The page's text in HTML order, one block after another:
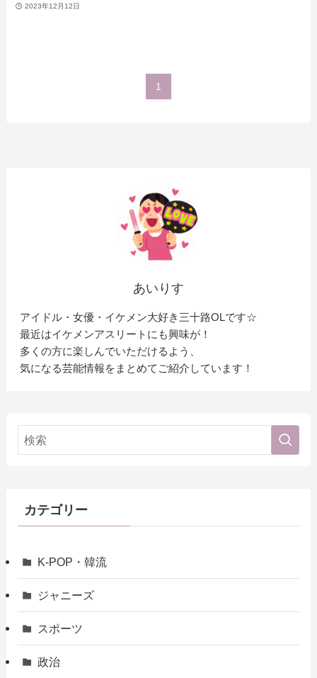
2023年12月12日
1
あいりす
アイドル・女優・イケメン大好き三十路OLです☆
最近はイケメンアスリートにも興味が！
多くの方に楽しんでいただけるよう、
気になる芸能情報をまとめてご紹介しています！
カテゴリー
K-POP・韓流
ジャニーズ
スポーツ
政治